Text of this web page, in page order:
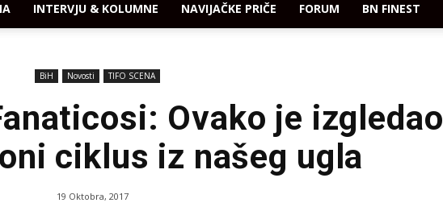
Navijaci
INTERVJU & KOLUMNE NAVIJAČKE PRIČE FORUM BN FINEST
BiH Novosti TIFO SCENA
Ovako je izgledao
ciklus iz našeg ugla
19 Oktobra, 2017